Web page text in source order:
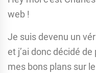
web !
Je suis devenu un
et j’ai donc décidé
mes bons plans sur